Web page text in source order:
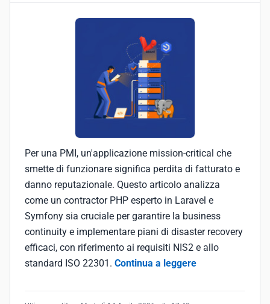
Per una PMI, un'applicazione mission-critical che
smette di funzionare significa perdita di fatturato e
danno reputazionale. Questo articolo analizza
come un contractor PHP esperto in Laravel e
Symfony sia cruciale per garantire la business
continuity e implementare piani di disaster recovery
efficaci, con riferimento ai requisiti NIS2 e allo
standard ISO 22301. Continua a leggere